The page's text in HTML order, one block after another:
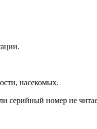
насекомых.
серийный номер не